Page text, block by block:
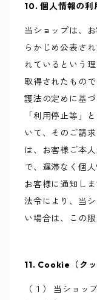
10. 個人情報の利
当ショップは、
らかじめ公表さ
れているという
取得されたもの
護法の定めに基
「利用停止等」
いて、そのご請
は、お客様ご本
で、遅滞なく個
お客様に通知し
法令により、当
い場合は、この
11. Cookie（ク
（１） 当ショ